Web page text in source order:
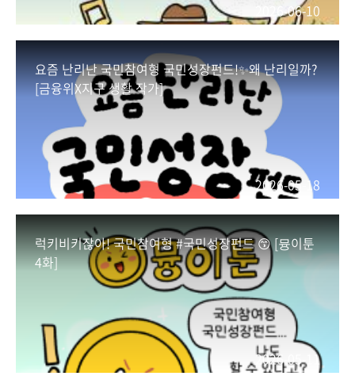
2026-06-10
요즘 난리난 국민참여형 국민성장펀드!✨왜 난리일까?
[금융위X지구 생활 작가]
2026-05-18
럭키비키잖아! 국민참여형 #국민성장펀드 😙 [뮹이툰
4화]
2026-05-11